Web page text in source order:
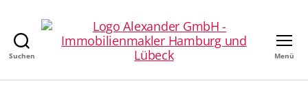
Suchen
Alexander
GmbH
Menü